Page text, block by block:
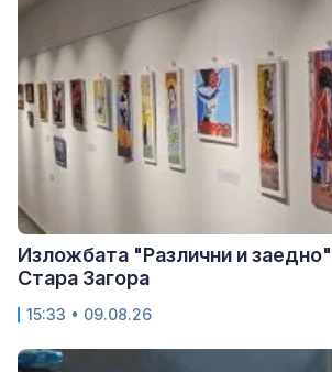
Изложбата "Различни и
Стара Загора
15:33 • 09.08.26